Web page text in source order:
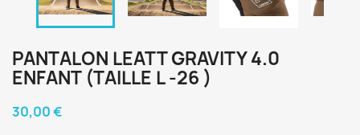
PANTALON LEATT GRAVITY 4.0
ENFANT (TAILLE L -26 )
30,00 €